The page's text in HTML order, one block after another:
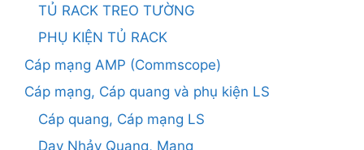
TỦ RACK TREO TƯỜNG
PHỤ KIỆN TỦ RACK
Cáp mạng AMP (Commscope)
Cáp mạng, Cáp quang và phụ kiện LS
Cáp quang, Cáp mạng LS
Day Nhảy Quang, Mạng